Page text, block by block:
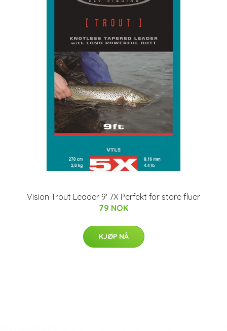
Vision Trout Leader 9' 7X Perfekt for store fluer
79 NOK
KJØP NÅ